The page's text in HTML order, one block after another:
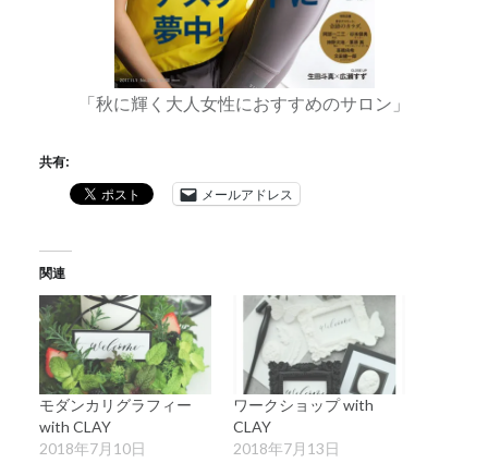
「秋に輝く大人女性におすすめのサロン」
共有:
メールアドレス
関連
モダンカリグラフィー
with CLAY
2018年7月10日
ワークショップ with
CLAY
2018年7月13日